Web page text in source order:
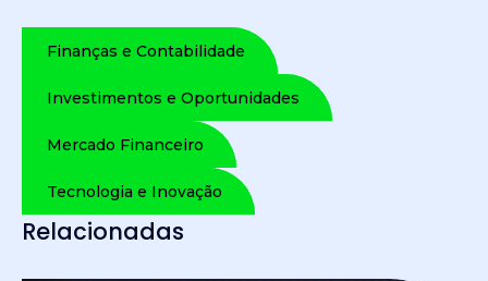
Finanças e Contabilidade
Investimentos e Oportunidades
Mercado Financeiro
Tecnologia e Inovação
Relacionadas